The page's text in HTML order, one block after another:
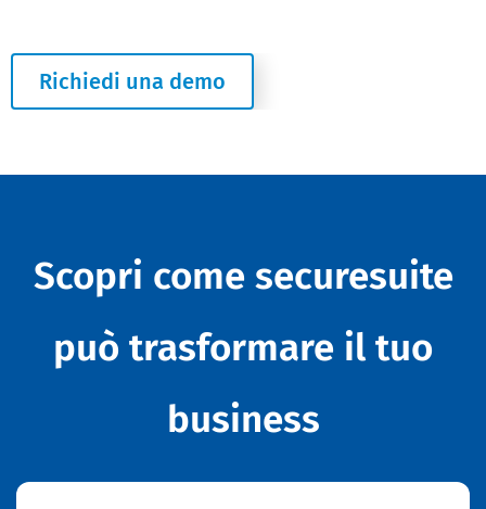
Richiedi una demo
Scopri come securesuite
può trasformare il tuo
business